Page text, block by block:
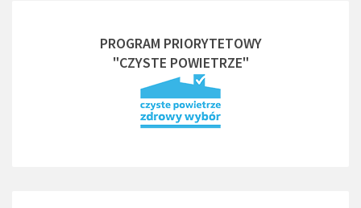
PROGRAM PRIORYTETOWY
"CZYSTE POWIETRZE"